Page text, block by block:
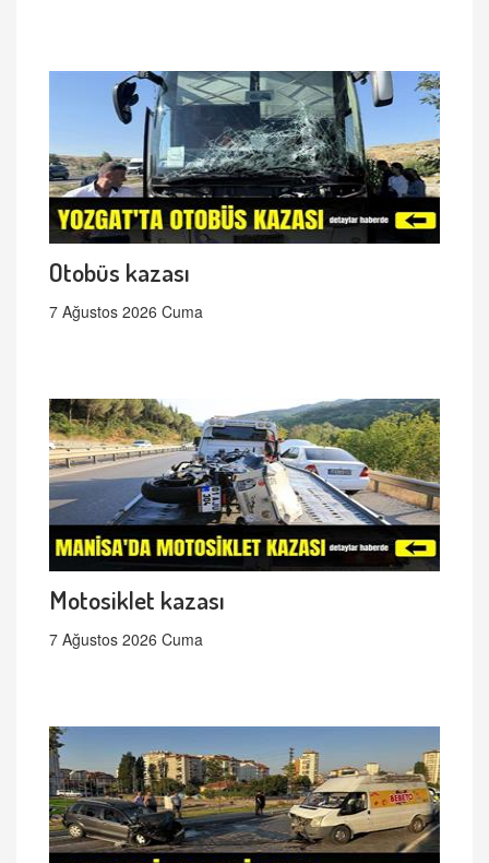
Otobüs kazası
7 Ağustos 2026 Cuma
Motosiklet kazası
7 Ağustos 2026 Cuma